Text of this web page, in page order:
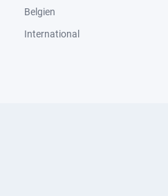
Belgien
International